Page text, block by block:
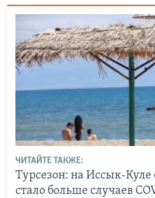
ЧИТАЙТЕ ТАКЖЕ:
Турсезон: на Иссык-Куле
стало больше случаев